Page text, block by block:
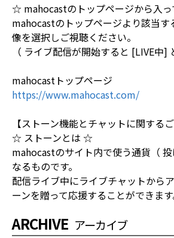
☆ mahocastのトップページから入
mahocastのトップページより該当す
像を選択しご視聴ください。
（ ライブ配信が開始すると [LIVE中]
mahocastトップページ
https://www.mahocast.com/
【ストーン機能とチャットに関するご
☆ ストーンとは ☆
mahocastのサイト内で使う通貨（
なるものです。
配信ライブ中にライブチャットから
ーンを贈って応援することができます
ARCHIVE アーカイブ